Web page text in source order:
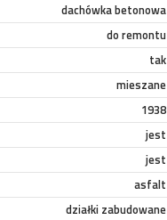
dachówka betonowa
do remontu
tak
mieszane
1938
jest
jest
asfalt
działki zabudowane